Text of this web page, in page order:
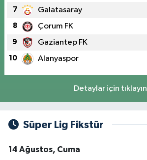
7 Galatasaray
8 Çorum FK
9 Gaziantep FK
10 Alanyaspor
Detaylar için tıklayın
Süper Lig Fikstür
14 Ağustos, Cuma